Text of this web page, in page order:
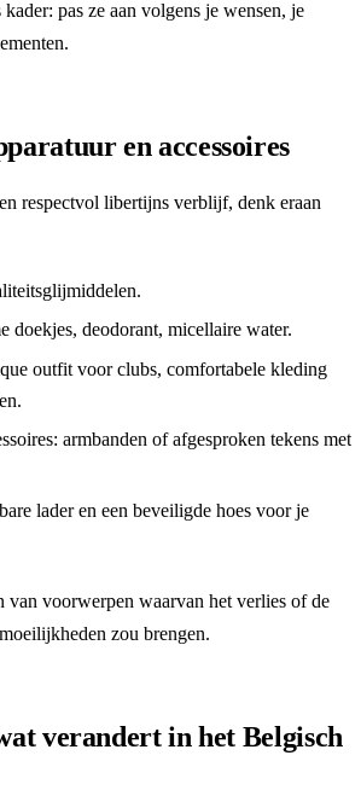
pas ze aan volgens je wensen, je
en accessoires
respectvol libertijns verblijf, denk eraan
doekjes, deodorant, micellaire water.
outfit voor clubs, comfortabele kleding
armbanden of afgesproken tekens met
lader en een beveiligde hoes voor je
van voorwerpen waarvan het verlies of de
zou brengen.
verandert in het Belgisch